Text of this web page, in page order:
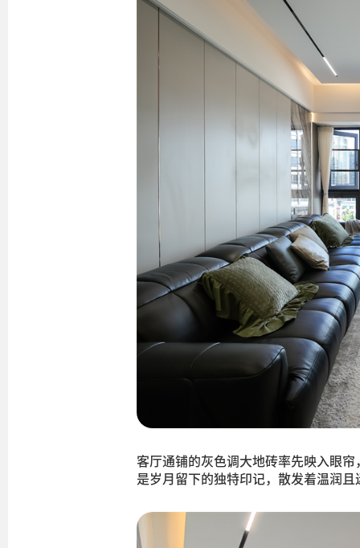
客厅通铺的灰色调大地砖率先映入眼
是岁月留下的独特印记，散发着温润且